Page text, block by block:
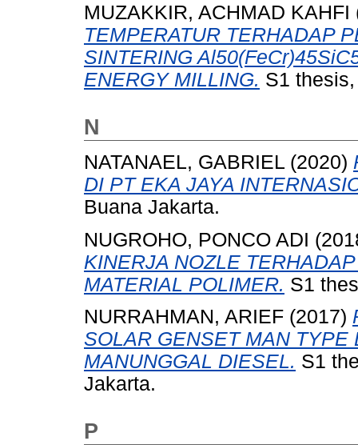
MUZAKKIR, ACHMAD KAHFI
TEMPERATUR TERHADAP
SINTERING
ENERGY MILLING. S1
N
NATANAEL, GABRIEL (2020)
DI PT EKA JAYA
Buana Jakarta.
NUGROHO, PONCO ADI
KINERJA NOZLE
MATERIAL POLIMER. S1
NURRAHMAN, ARIEF (2017)
SOLAR GENSET MAN TYPE
MANUNGGAL DIESEL. S1
Jakarta.
P